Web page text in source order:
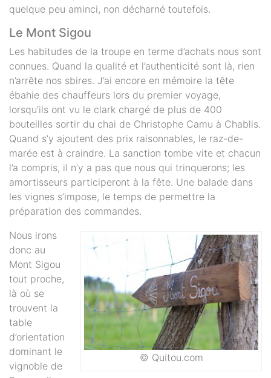
quelque peu aminci, non décharné toutefois.
Le Mont Sigou
Les habitudes de la troupe en terme d’achats nous sont
connues. Quand la qualité et l’authenticité sont là, rien
n’arrête nos sbires. J’ai encore en mémoire la tête
ébahie des chauffeurs lors du premier voyage,
lorsqu’ils ont vu le clark chargé de plus de 400
bouteilles sortir du chai de Christophe Camu à Chablis.
Quand s’y ajoutent des prix raisonnables, le raz-de-
marée est à craindre. La sanction tombe vite et chacun
l’a compris, il n’y a pas que nous qui trinquerons; les
amortisseurs participeront à la fête. Une balade dans
les vignes s’impose, le temps de permettre la
préparation des commandes.
© Quitou.com
Nous irons
donc au
Mont Sigou
tout proche,
là où se
trouvent la
table
d’orientation
dominant le
vignoble de